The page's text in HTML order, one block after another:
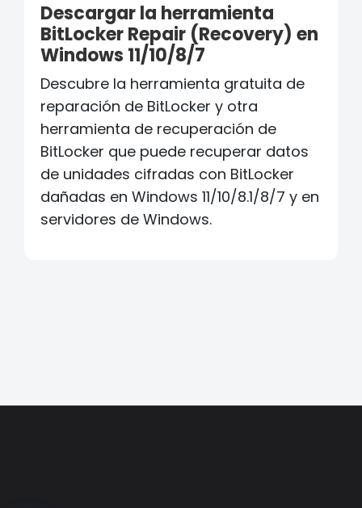
Descargar la herramienta
BitLocker Repair (Recovery) en
Windows 11/10/8/7
Descubre la herramienta gratuita de
reparación de BitLocker y otra
herramienta de recuperación de
BitLocker que puede recuperar datos
de unidades cifradas con BitLocker
dañadas en Windows 11/10/8.1/8/7 y en
servidores de Windows.